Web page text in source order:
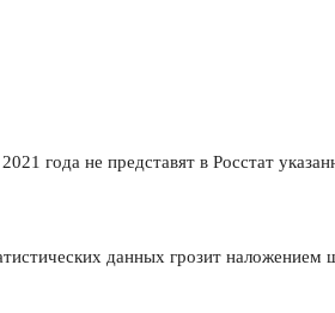
года не представят в Росстат
данных грозит